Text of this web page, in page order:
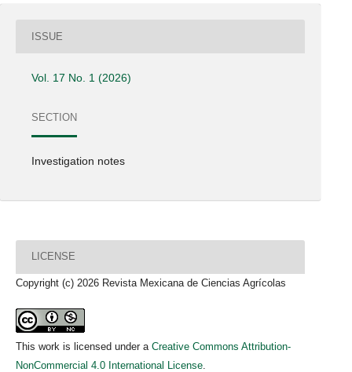
ISSUE
Vol. 17 No. 1 (2026)
SECTION
Investigation notes
LICENSE
Copyright (c) 2026 Revista Mexicana de Ciencias Agrícolas
This work is licensed under a Creative Commons Attribution-
NonCommercial 4.0 International License